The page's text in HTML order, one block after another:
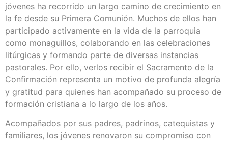
jóvenes ha recorrido un largo camino de crecimiento en
la fe desde su Primera Comunión. Muchos de ellos han
participado activamente en la vida de la parroquia
como monaguillos, colaborando en las celebraciones
litúrgicas y formando parte de diversas instancias
pastorales. Por ello, verlos recibir el Sacramento de la
Confirmación representa un motivo de profunda alegría
y gratitud para quienes han acompañado su proceso de
formación cristiana a lo largo de los años.
Acompañados por sus padres, padrinos, catequistas y
familiares, los jóvenes renovaron su compromiso con